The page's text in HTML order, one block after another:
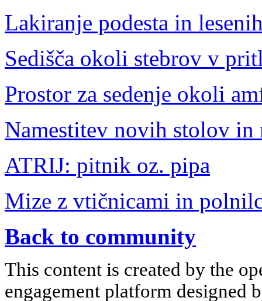
Lakiranje podesta in
Sedišča okoli stebrov v
Prostor za sedenje okoli
Namestitev novih stolov
ATRIJ: pitnik oz. pipa
Mize z vtičnicami in
Back to community
This content is created by the
engagement platform designed